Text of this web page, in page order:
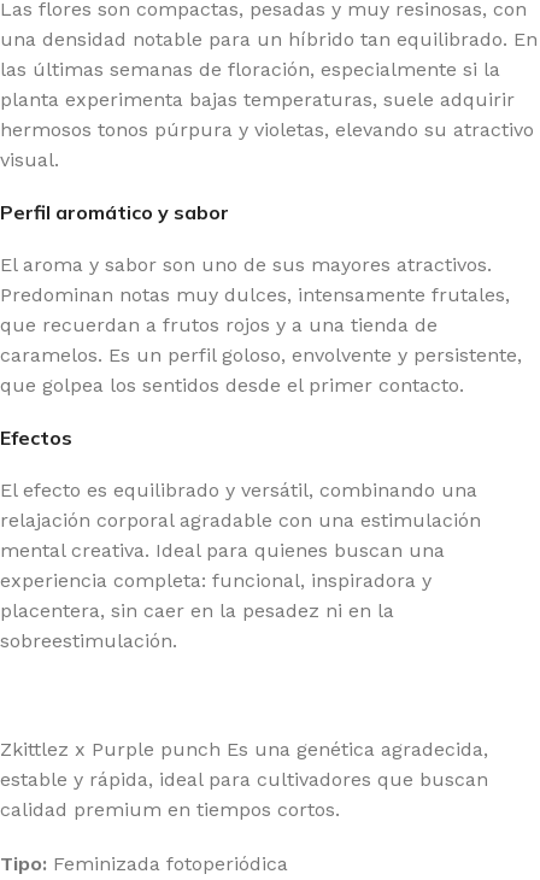
Las flores son compactas, pesadas y muy resinosas, con
una densidad notable para un híbrido tan equilibrado. En
las últimas semanas de floración, especialmente si la
planta experimenta bajas temperaturas, suele adquirir
hermosos tonos púrpura y violetas, elevando su atractivo
visual.
Perfil aromático y sabor
El aroma y sabor son uno de sus mayores atractivos.
Predominan notas muy dulces, intensamente frutales,
que recuerdan a frutos rojos y a una tienda de
caramelos. Es un perfil goloso, envolvente y persistente,
que golpea los sentidos desde el primer contacto.
Efectos
El efecto es equilibrado y versátil, combinando una
relajación corporal agradable con una estimulación
mental creativa. Ideal para quienes buscan una
experiencia completa: funcional, inspiradora y
placentera, sin caer en la pesadez ni en la
sobreestimulación.
Zkittlez x Purple punch Es una genética agradecida,
estable y rápida, ideal para cultivadores que buscan
calidad premium en tiempos cortos.
Tipo: Feminizada fotoperiódica